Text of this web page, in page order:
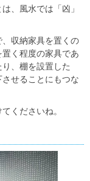
、風水では「凶」
収納家具を置くの
く程度の家具であ
、棚を設置した
せることにもつな
くださいね。